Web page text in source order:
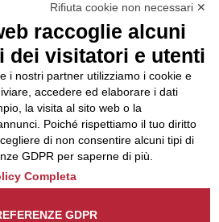
un
di
utilizzando
reclami/.
Rifiuta cookie non necessari ✕
raccoglie alcuni
dei visitatori e utenti
i nostri partner utilizziamo i cookie e
accedere ed elaborare i dati
la visita al sito web o la
Poiché rispettiamo il tuo diritto
di non consentire alcuni tipi di
GDPR per saperne di più.
Completa
GDPR